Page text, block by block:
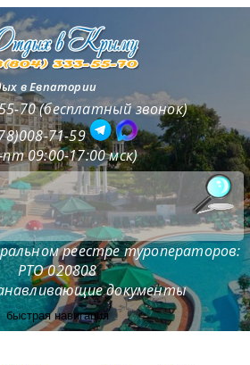
в Евпатории
70 (бесплатный звонок)
71-59
09:00-17:00 мск)
реестре туроператоров:
РТО 020808
документы
быстрая навигация